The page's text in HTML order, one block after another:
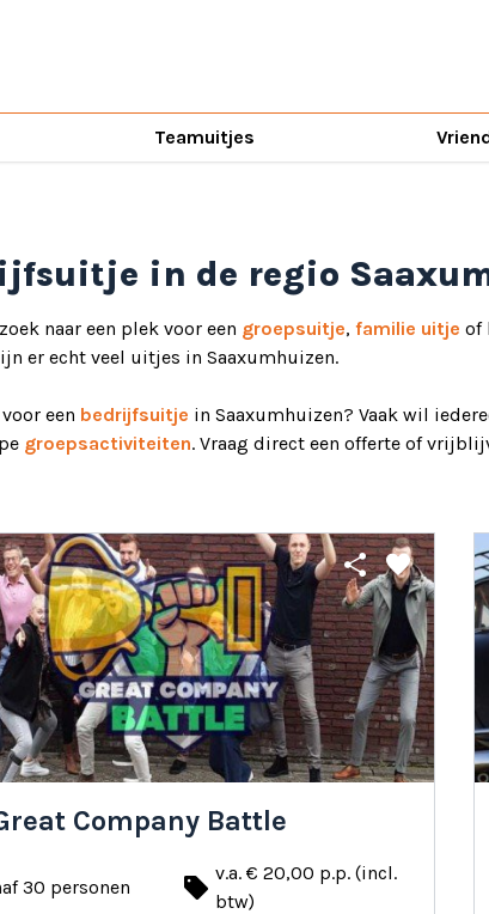
Teamuitjes
in de regio
naar een plek voor een groepsuitje, familie uitje of
er echt veel uitjes in Saaxumhuizen.
een bedrijfsuitje in Saaxumhuizen? Vaak wil
groepsactiviteiten. Vraag direct een offerte of
share favorite
Company Battle
30 personen local_offer v.a. € 20,00 p.p. (incl.
btw)